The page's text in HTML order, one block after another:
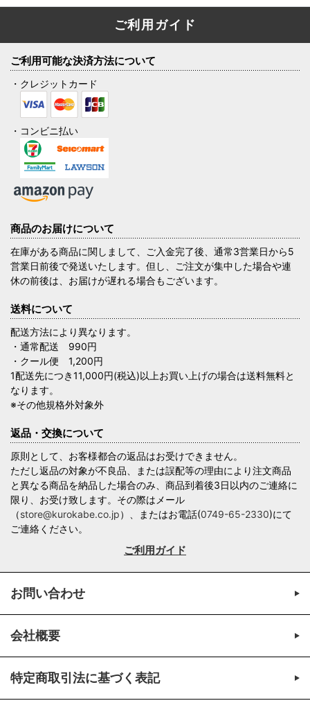
ご利用ガイド
ご利用可能な決済方法について
・クレジットカード
・コンビニ払い
商品のお届けについて
在庫がある商品に関しまして、ご入金完了後、通常3営業日から5
営業日前後で発送いたします。但し、ご注文が集中した場合や連
休の前後は、お届けが遅れる場合もございます。
送料について
配送方法により異なります。
・通常配送 990円
・クール便 1,200円
1配送先につき11,000円(税込)以上お買い上げの場合は送料無料と
なります。
※その他規格外対象外
返品・交換について
原則として、お客様都合の返品はお受けできません。
ただし返品の対象が不良品、または誤配等の理由により注文商品
と異なる商品を納品した場合のみ、商品到着後3日以内のご連絡に
限り、お受け致します。その際はメール
（store@kurokabe.co.jp）、またはお電話(0749-65-2330)にて
ご連絡ください。
ご利用ガイド
お問い合わせ
会社概要
特定商取引法に基づく表記